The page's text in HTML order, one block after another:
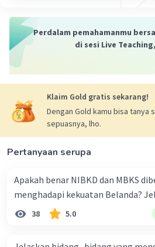
Perdalam pemahamanmu
di sesi Live Teaching,
Klaim Gold gratis sekarang!
Dengan Gold kamu bisa tanya
sepuasnya, lho.
Pertanyaan serupa
Apakah benar NIBKD dan MBKS
menghadapi kekuatan Belanda?
38 5.0